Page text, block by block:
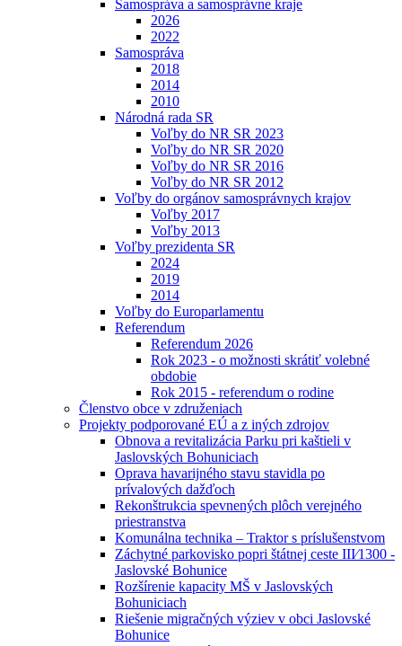
Samospráva a samosprávne kraje
2026
2022
Samospráva
2018
2014
2010
Národná rada SR
Voľby do NR SR 2023
Voľby do NR SR 2020
Voľby do NR SR 2016
Voľby do NR SR 2012
Voľby do orgánov samosprávnych krajov
Voľby 2017
Voľby 2013
Voľby prezidenta SR
2024
2019
2014
Voľby do Europarlamentu
Referendum
Referendum 2026
Rok 2023 - o možnosti skrátiť volebné
obdobie
Rok 2015 - referendum o rodine
Členstvo obce v združeniach
Projekty podporované EÚ a z iných zdrojov
Obnova a revitalizácia Parku pri kaštieli v
Jaslovských Bohuniciach
Oprava havarijného stavu stavidla po
prívalových dažďoch
Rekonštrukcia spevnených plôch verejného
priestranstva
Komunálna technika – Traktor s príslušenstvom
Záchytné parkovisko popri štátnej ceste III⁄1300 -
Jaslovské Bohunice
Rozšírenie kapacity MŠ v Jaslovských
Bohuniciach
Riešenie migračných výziev v obci Jaslovské
Bohunice